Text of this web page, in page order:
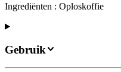
Ingrediënten : Oploskoffie
Gebruik